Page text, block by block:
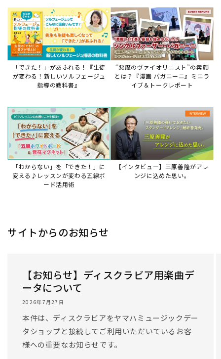
「できた！」があふれる！『生徒
が変わる！新しいソルフェージュ
指導の教科書』
“悪魔のヴァイオリニスト”の素顔
とは？『漫画 パガニーニ』ミニラ
イブ＆トークレポート
「わからない」を「できた！」に
変える♪レッスンが変わる五線ボ
ード活用術
【インタビュー】三原善隆がアレ
ンジに込めた思い。
サイトからのお知らせ
【お知らせ】ディスクラビア用楽曲デ
ータについて
2026年7月27日
本件は、ディスクラビアをヤマハミュージックデー
タショップと接続してご利用いただいているお客
様への重要なお知らせです。